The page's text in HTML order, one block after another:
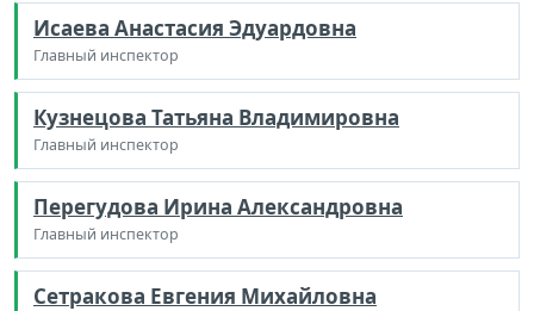
Исаева Анастасия Эдуардовна
Главный инспектор
Кузнецова Татьяна Владимировна
Главный инспектор
Перегудова Ирина Александровна
Главный инспектор
Сетракова Евгения Михайловна